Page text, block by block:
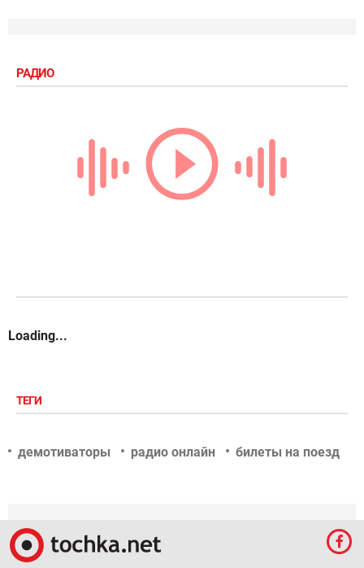
РАДИО
Loading...
ТЕГИ
демотиваторы радио онлайн билеты на поезд